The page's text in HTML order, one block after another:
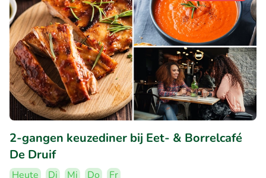
2-gangen keuzediner bij Eet- & Borrelcafé
De Druif
Heute Di Mi Do
Fr